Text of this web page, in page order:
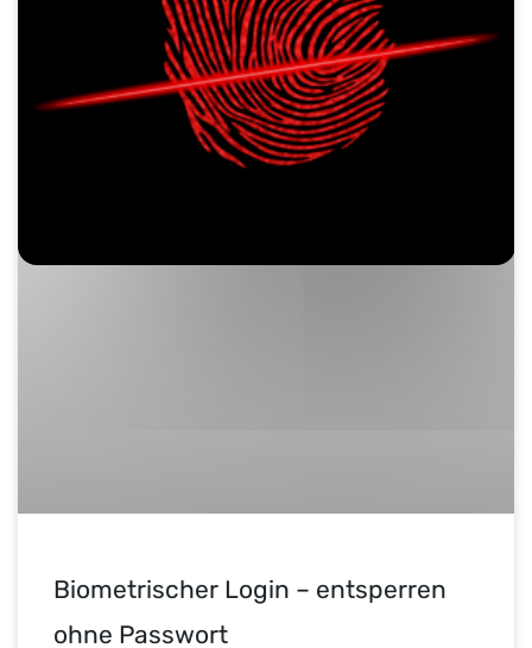
Biometrischer Login – entsperren
ohne Passwort